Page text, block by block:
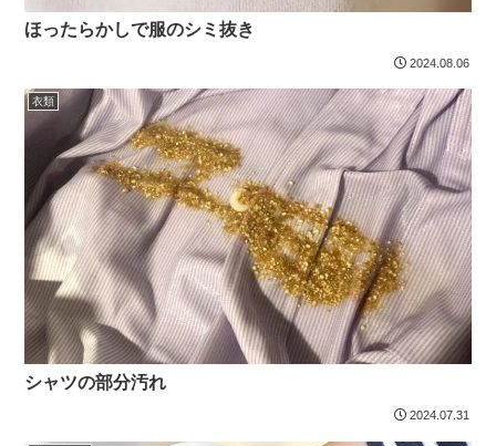
ほったらかしで服のシミ抜き
2024.08.06
衣類
シャツの部分汚れ
2024.07.31